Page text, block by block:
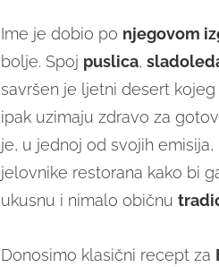
Ime je dobio po njegovom
bolje. Spoj puslica,
savršen je ljetni desert
ipak uzimaju zdravo za
je, u jednoj od svojih
jelovnike restorana kako bi
ukusnu i nimalo običnu
Donosimo klasični recept za